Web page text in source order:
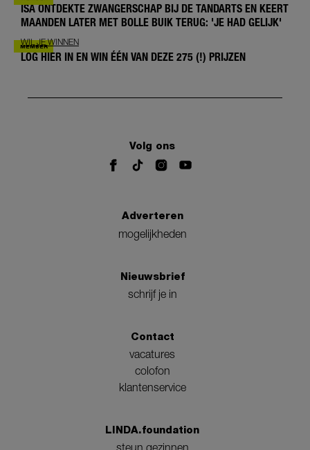
ISA ONTDEKTE ZWANGERSCHAP BIJ DE TANDARTS EN KEERT
MAANDEN LATER MET BOLLE BUIK TERUG: 'JE HAD GELIJK'
WIL JE WINNEN
LOG HIER IN EN WIN ÉÉN VAN DEZE 275 (!) PRIJZEN
Volg ons
Adverteren
mogelijkheden
Nieuwsbrief
schrijf je in
Contact
vacatures
colofon
klantenservice
LINDA.foundation
steun gezinnen